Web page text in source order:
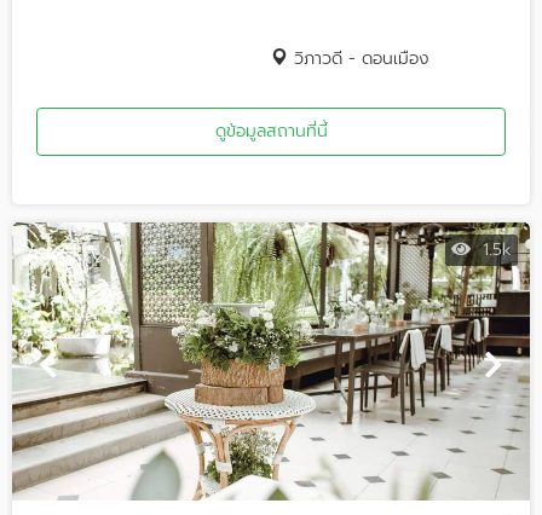
วิภาวดี - ดอนเมือง
ดูข้อมูลสถานที่นี้
1.5k